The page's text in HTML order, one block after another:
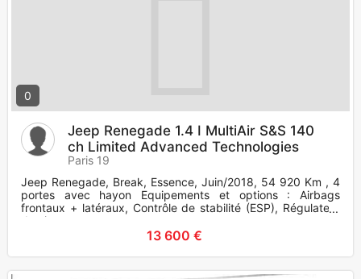
0
Jeep Renegade 1.4 I MultiAir S&S 140
ch Limited Advanced Technologies
Paris 19
Jeep Renegade, Break, Essence, Juin/2018, 54 920 Km , 4
portes avec hayon Equipements et options : Airbags
frontaux + latéraux, Contrôle de stabilité (ESP), Régulateur
de vitesse,
13 600 €